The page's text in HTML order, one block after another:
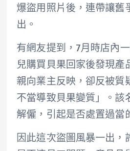
爆盜用照片後，連帶讓舊
出。
有網友提到，7月時店內
兒購買貝果回家後發現產
親向業主反映，卻反被質
不當導致貝果變質」。該
解僱，引起是否處置過當
因此這次盜圖風暴一出，